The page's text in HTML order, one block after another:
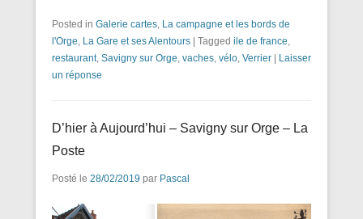
Posted in Galerie cartes La campagne et les bords de
l'Orge La Gare et ses Alentours | Tagged ile de france
restaurant, Savigny sur Orge vaches vélo Verrier | Laisser
un réponse
D’hier à Aujourd’hui – Savigny sur Orge – La
Poste
Posté le 28/02/2019 par Pascal